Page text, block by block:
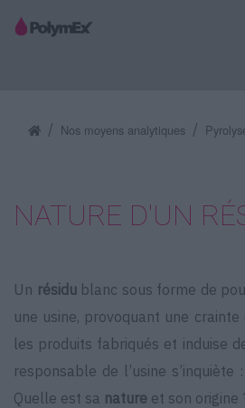
Nos moyens analytiques
NATURE D'UN
Un résidu blanc sous forme de
une usine, provoquant une
les produits fabriqués et induise
responsable de l’usine s’inquiète
Quelle est sa nature et son origine